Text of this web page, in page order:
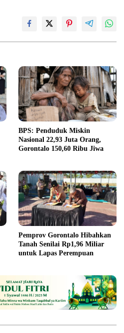
BPS: Penduduk Miskin
Nasional 22,93 Juta Orang,
Gorontalo 150,60 Ribu Jiwa
Pemprov Gorontalo Hibahkan
Tanah Senilai Rp1,96 Miliar
untuk Lapas Perempuan